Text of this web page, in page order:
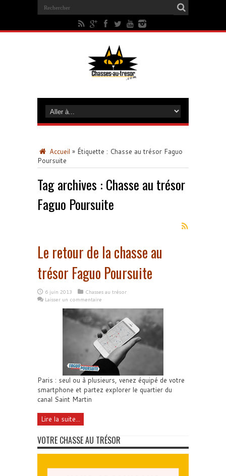
Accueil » Étiquette : Chasse au trésor Faguo
Poursuite
Tag archives : Chasse au trésor
Faguo Poursuite
Le retour de la chasse au
trésor Faguo Poursuite
6 juin 2013
Chasses au trésor
Laisser un commentaire
Paris : seul ou à plusieurs, venez équipé de votre
smartphone et partez explorer le quartier du
canal Saint Martin
Lire la suite...
VOTRE CHASSE AU TRÉSOR